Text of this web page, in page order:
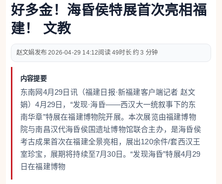
好多金！海昏侯特展首次亮相福
建！ 文教
赵文娟 2026-04-29 14:12 49 约 3 分钟
内容提要
东南网4月29日讯（福建日报·新福建客户端记者 赵文
娟）4月29日，“发现·海昏——西汉大一统叙事下的东
南华章”特展在福建博物院开展。本次展览由福建博物
院与南昌汉代海昏侯国遗址博物馆联合主办，是海昏侯
考古成果首次在福建全景亮相，展出120余件/套西汉王
室珍宝，展期将持续至7月30日。“发现海昏”特展4月29
日在福建博物